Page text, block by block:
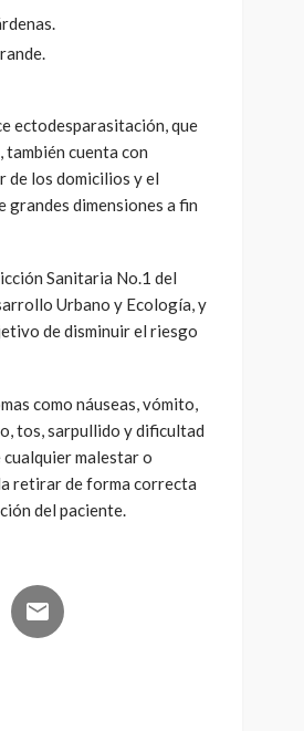
ectodesparasitación, que
también cuenta con
de los domicilios y el
grandes dimensiones a fin
Sanitaria No.1 del
Urbano y Ecología, y
de disminuir el riesgo
como náuseas, vómito,
tos, sarpullido y dificultad
cualquier malestar o
retirar de forma correcta
del paciente.